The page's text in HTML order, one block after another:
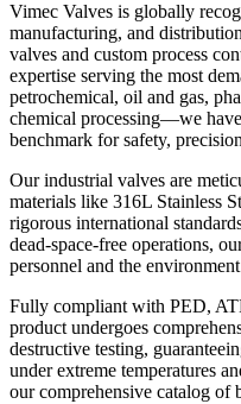
Vimec Valves is globally
manufacturing, and
valves and custom process
expertise serving the most
petrochemical, oil and gas,
chemical processing—we
benchmark for safety,
Our industrial valves are
materials like 316L Stainless
rigorous international
dead-space-free operations,
personnel and the
Fully compliant with PED,
product undergoes
destructive testing,
under extreme temperatures
our comprehensive catalog of